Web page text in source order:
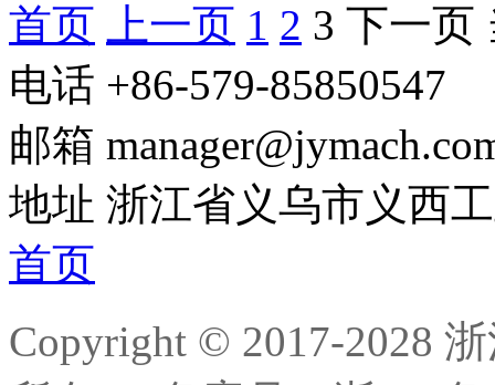
首页
上一页 1 2 3 下一页
电话 +86-579-85850547
邮箱
地址 浙江省义乌市义西
首页
Copyright © 2017-2028